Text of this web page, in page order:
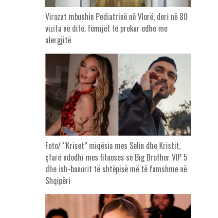
Virozat mbushin Pediatrinë në Vlorë, deri në 80
vizita në ditë, fëmijët të prekur edhe me
alergjitë
Foto/ “Kriset” miqësia mes Selin dhe Kristit,
çfarë ndodhi mes fitueses së Big Brother VIP 5
dhe ish-banorit të shtëpisë më të famshme në
Shqipëri